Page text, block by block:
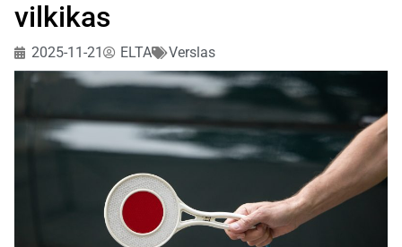
vilkikas
2025-11-21 ELTA Verslas